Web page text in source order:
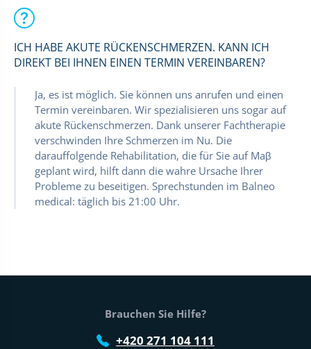
ICH HABE AKUTE RÜCKENSCHMERZEN. KANN ICH
DIREKT BEI IHNEN EINEN TERMIN VEREINBAREN?
Ja, es ist möglich. Sie können uns anrufen und einen
Termin vereinbaren. Wir spezialisieren uns sogar auf
akute Rückenschmerzen. Dank unserer Fachtherapie
verschwinden Ihre Schmerzen im Nu. Die
darauffolgende Rehabilitation, die für Sie auf Maβ
geplant wird, hilft dann die wahre Ursache Ihrer
Probleme zu beseitigen. Sprechstunden im Balneo
medical: täglich bis 21:00 Uhr.
Fußtext der Website
Brauchen Sie Hilfe?
+420 271 104 111